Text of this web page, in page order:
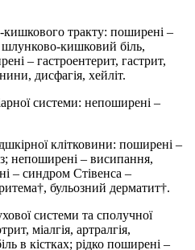
тракту: поширені –
шлунково-кишковий біль,
– гастроентерит, гастрит,
дисфагія, хейліт.
системи: непоширені –
клітковини: поширені –
непоширені – висипання,
– синдром Стівенса –
бульозний дерматит†.
системи та сполучної
міалгія, артралгія,
в кістках; рідко поширені –